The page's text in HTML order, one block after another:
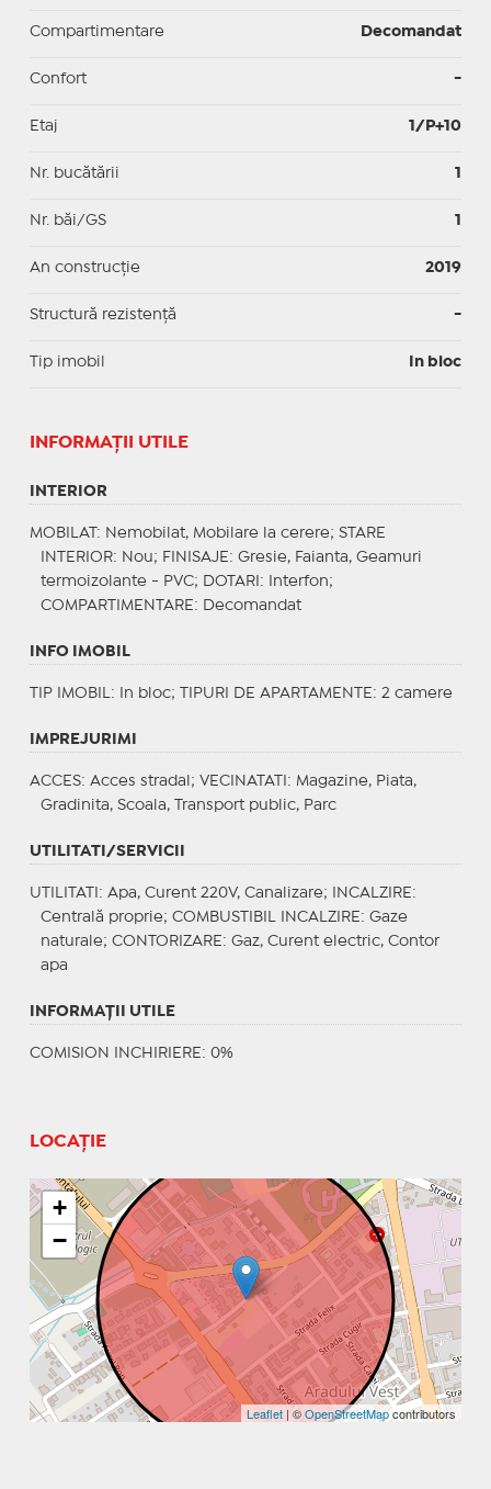
Compartimentare Decomandat
Confort -
Etaj 1/P+10
Nr. bucătării 1
Nr. băi/GS 1
An construcție 2019
Structură rezistență -
Tip imobil In bloc
INFORMAŢII UTILE
INTERIOR
MOBILAT : Nemobilat, Mobilare la cerere; STARE
INTERIOR: Nou; FINISAJE : Gresie, Faianta, Geamuri
termoizolante - PVC;
DOTARI : Interfon;
COMPARTIMENTARE : Decomandat
INFO IMOBIL
TIP IMOBIL : In bloc; TIPURI DE APARTAMENTE : 2 camere
IMPREJURIMI
ACCES: Acces stradal; VECINATATI : Magazine, Piata,
Gradinita, Scoala, Transport public, Parc
UTILITATI/SERVICII
UTILITATI : Apa, Curent 220V, Canalizare; INCALZIRE :
Centrală proprie; COMBUSTIBIL INCALZIRE : Gaze
naturale; CONTORIZARE : Gaz, Curent electric, Contor
apa
INFORMAŢII UTILE
COMISION INCHIRIERE: 0%
LOCAȚIE
+
−
Leaflet | ©OpenStreetMapcontributors